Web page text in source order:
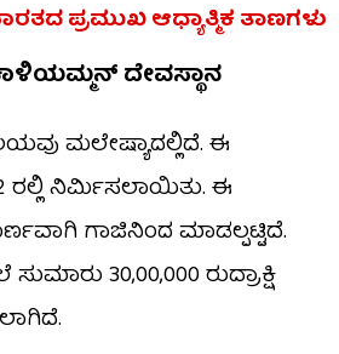
ಪ್ರಮುಖ ಆಧ್ಯಾತ್ಮಿಕ ತಾಣಗಳು
ಕಾಳಿಯಮ್ಮನ್ ದೇವಸ್ಥಾನ
ಮಲೇಷ್ಯಾದಲ್ಲಿದೆ. ಈ
ರಲ್ಲಿ ನಿರ್ಮಿಸಲಾಯಿತು. ಈ
ಗಾಜಿನಿಂದ ಮಾಡಲ್ಪಟ್ಟಿದೆ.
30,00,000 ರುದ್ರಾಕ್ಷಿ